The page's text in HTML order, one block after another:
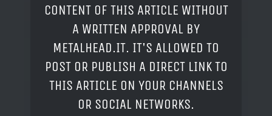
CONTENT OF THIS ARTICLE WITHOUT
A WRITTEN APPROVAL BY
METALHEAD.IT. IT'S ALLOWED TO
POST OR PUBLISH A DIRECT LINK TO
THIS ARTICLE ON YOUR CHANNELS
OR SOCIAL NETWORKS.